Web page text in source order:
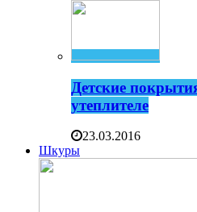
Детские
утеплителе
23.03.2016
Шкуры